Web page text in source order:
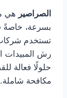
الصراصير هي
بسرعة، خاصةً
تستخدم
رش المبيدات
حلولًا فعالة
مكافحة شاملة.